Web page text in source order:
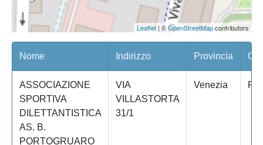
Leaflet| ©OpenStreetMapcontributors
Nome Indirizzo Provincia
ASSOCIAZIONE
SPORTIVA
DILETTANTISTICA
AS. B.
PORTOGRUARO
VIA
VILLASTORTA
31/1
Venezia